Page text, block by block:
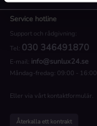
Service hotline
Support och rådgivning:
Tel: 030 346491870
E-mail: info@sunlux24.se
Måndag-fredag: 09:00 - 16:00
Eller via vårt kontaktformulär.
Återkalla ett kontrakt